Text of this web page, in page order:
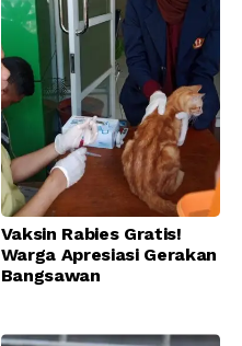
Vaksin Rabies Gratis!
Warga Apresiasi Gerakan
Bangsawan